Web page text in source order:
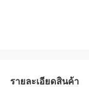
รายละเอียดสินค้า